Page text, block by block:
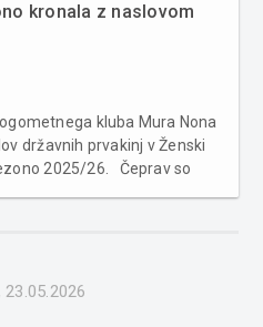
kronala z naslovom
kluba Mura Nona
državnih prvakinj v Ženski
2025/26. Čeprav so